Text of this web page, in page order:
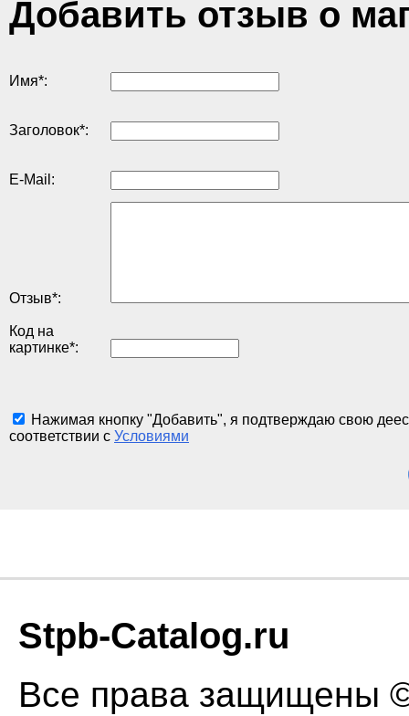
Добавить отзыв о
Имя*:
Заголовок*:
E-Mail:
Отзыв*:
Код на
картинке*:
Нажимая кнопку "Добавить", я подтверждаю свою
соответствии с Условиями
Stpb-Catalog.ru
Все права защищены